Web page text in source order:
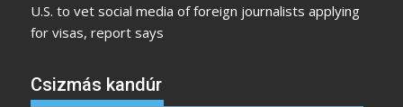
U.S. to vet social media of foreign journalists applying
for visas, report says
Csizmás kandúr